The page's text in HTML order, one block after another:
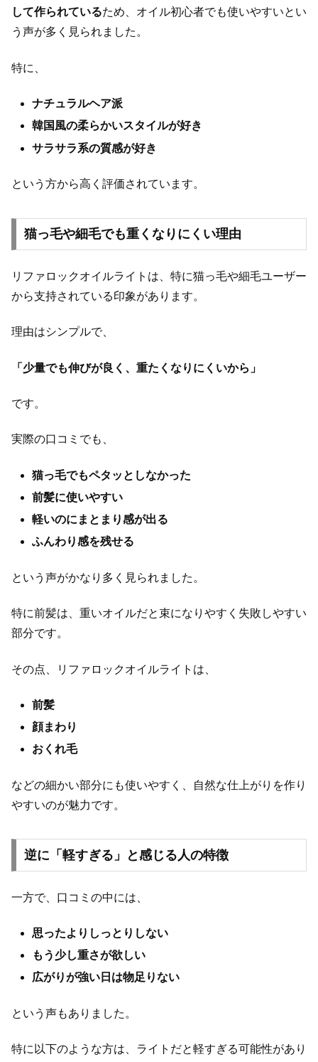
して作られているため、オイル初心者でも使いやすいとい
う声が多く見られました。
特に、
ナチュラルヘア派
韓国風の柔らかいスタイルが好き
サラサラ系の質感が好き
という方から高く評価されています。
猫っ毛や細毛でも重くなりにくい理由
リファロックオイルライトは、特に猫っ毛や細毛ユーザー
から支持されている印象があります。
理由はシンプルで、
「少量でも伸びが良く、重たくなりにくいから」
です。
実際の口コミでも、
猫っ毛でもペタッとしなかった
前髪に使いやすい
軽いのにまとまり感が出る
ふんわり感を残せる
という声がかなり多く見られました。
特に前髪は、重いオイルだと束になりやすく失敗しやすい
部分です。
その点、リファロックオイルライトは、
前髪
顔まわり
おくれ毛
などの細かい部分にも使いやすく、自然な仕上がりを作り
やすいのが魅力です。
逆に「軽すぎる」と感じる人の特徴
一方で、口コミの中には、
思ったよりしっとりしない
もう少し重さが欲しい
広がりが強い日は物足りない
という声もありました。
特に以下のような方は、ライトだと軽すぎる可能性があり